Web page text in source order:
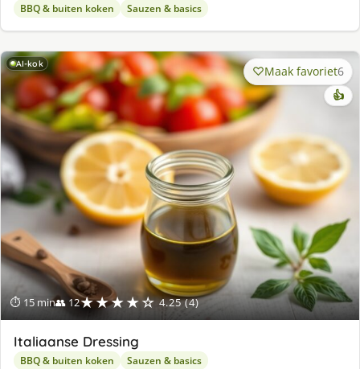
BBQ & buiten koken Sauzen & basics
AI-kok
⏱ 15 min👥 12★★★★☆ 4.25 (4)
Maak favoriet6
👍
Italiaanse Dressing
BBQ & buiten koken Sauzen & basics